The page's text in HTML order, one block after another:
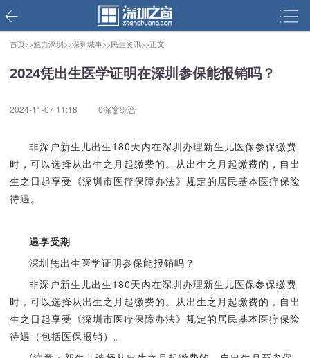
首页>>魅力深圳>>深圳城事>>民生资讯>>正文
2024凭出生医学证明在深圳参保能报销吗？
2024-11-07 11:18 0深窗综合
非深户新生儿出生180天内在深圳办理新生儿医保参保缴费
时，可以选择从出生之月起缴费的。从出生之月起缴费的，自出
生之日起享受《深圳市医疗保障办法》规定的居民基本医疗保险
待遇。
遇享受期
深圳凭出生医学证明参保能报销吗？
非深户新生儿出生180天内在深圳办理新生儿医保参保缴费
时，可以选择从出生之月起缴费的。从出生之月起缴费的，自出
生之日起享受《深圳市医疗保障办法》规定的居民基本医疗保险
待遇（包括医保报销）。